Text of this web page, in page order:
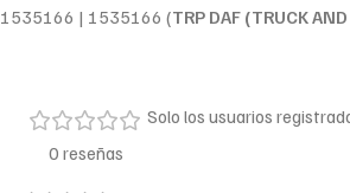
1535166 | 1535166 (TRP DAF (TRUCK
0 reseñas
Solo los usuarios